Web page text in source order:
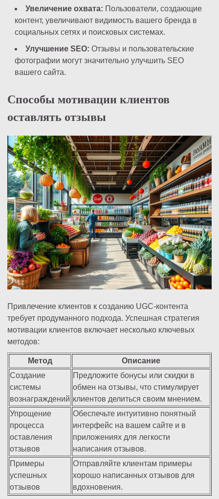
Увеличение охвата: Пользователи, создающие
контент, увеличивают видимость вашего бренда в
социальных сетях и поисковых системах.
Улучшение SEO: Отзывы и пользовательские
фотографии могут значительно улучшить SEO
вашего сайта.
Способы мотивации клиентов
оставлять отзывы
Привлечение клиентов к созданию UGC-контента
требует продуманного подхода. Успешная стратегия
мотивации клиентов включает несколько ключевых
методов:
Метод
Описание
Создание
системы
вознаграждений
Предложите бонусы или скидки в
обмен на отзывы, что стимулирует
клиентов делиться своим мнением.
Упрощение
процесса
оставления
отзывов
Обеспечьте интуитивно понятный
интерфейс на вашем сайте и в
приложениях для легкости
написания отзывов.
Примеры
успешных
отзывов
Отправляйте клиентам примеры
хорошо написанных отзывов для
вдохновения.